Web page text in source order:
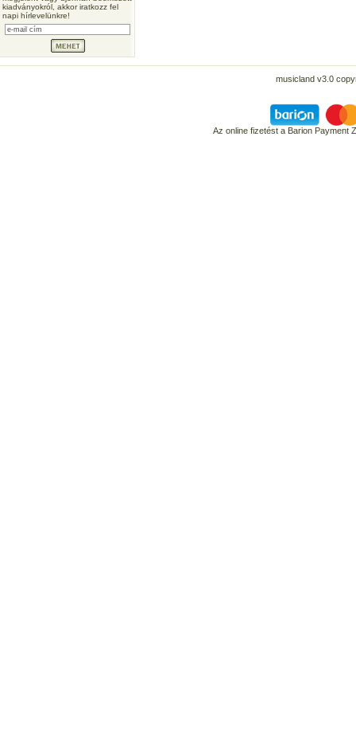
kiadványokról, akkor iratkozz fel
napi hírlevelünkre!
musicland v3.0
Az online fizetést a Barion Payment